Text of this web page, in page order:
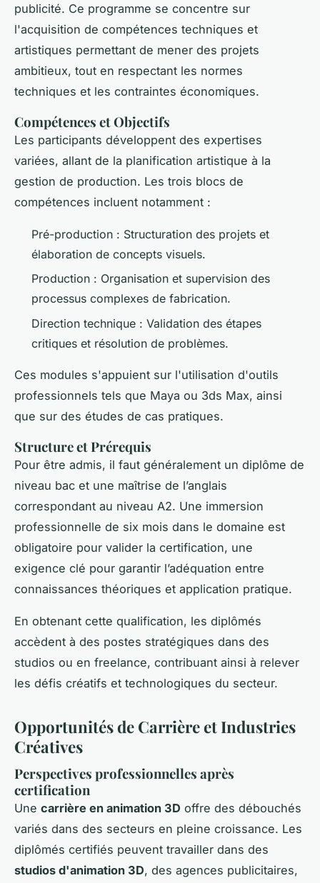
publicité. Ce programme se concentre sur
l'acquisition de compétences techniques et
artistiques permettant de mener des projets
ambitieux, tout en respectant les normes
techniques et les contraintes économiques.
Compétences et Objectifs
Les participants développent des expertises
variées, allant de la planification artistique à la
gestion de production. Les trois blocs de
compétences incluent notamment :
Pré-production : Structuration des projets et
élaboration de concepts visuels.
Production : Organisation et supervision des
processus complexes de fabrication.
Direction technique : Validation des étapes
critiques et résolution de problèmes.
Ces modules s'appuient sur l'utilisation d'outils
professionnels tels que Maya ou 3ds Max, ainsi
que sur des études de cas pratiques.
Structure et Prérequis
Pour être admis, il faut généralement un diplôme de
niveau bac et une maîtrise de l’anglais
correspondant au niveau A2. Une immersion
professionnelle de six mois dans le domaine est
obligatoire pour valider la certification, une
exigence clé pour garantir l’adéquation entre
connaissances théoriques et application pratique.
En obtenant cette qualification, les diplômés
accèdent à des postes stratégiques dans des
studios ou en freelance, contribuant ainsi à relever
les défis créatifs et technologiques du secteur.
Opportunités de Carrière et Industries
Créatives
Perspectives professionnelles après
certification
Une carrière en animation 3D offre des débouchés
variés dans des secteurs en pleine croissance. Les
diplômés certifiés peuvent travailler dans des
studios d'animation 3D, des agences publicitaires,